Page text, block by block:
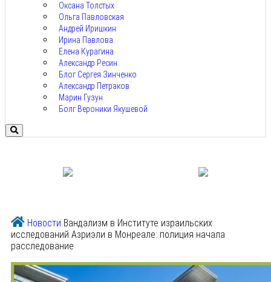
Оксана Толстых
Ольга Павловская
Андрей Иришкин
Ирина Павлова
Елена Курагина
Александр Ресин
Блог Сергея Зинченко
Александр Петраков
Марин Гузун
Болг Вероники Якушевой
Новости Вандализм в Институте израильских
исследований Азриэли в Монреале: полиция начала
расследование